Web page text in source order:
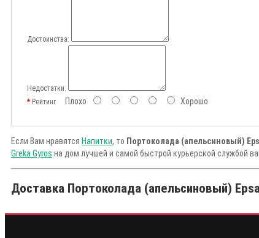
Достоинства:
Недостатки:
РейтингПлохо Хорошо
Если Вам нравятся Напитки, то Портоколада (апельсиновый)
Greka Gyros на дом лучшей и самой быстрой курьерской службой
Доставка Портоколада (апельсиновый)